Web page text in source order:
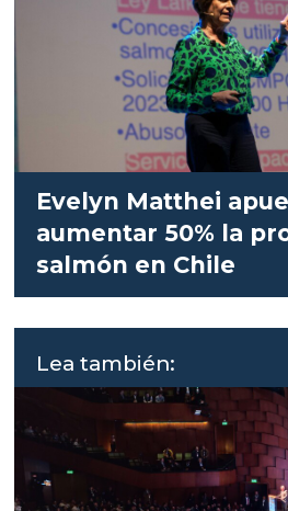
Evelyn Matthei
aumentar 50% la
salmón en Chile
Lea también: